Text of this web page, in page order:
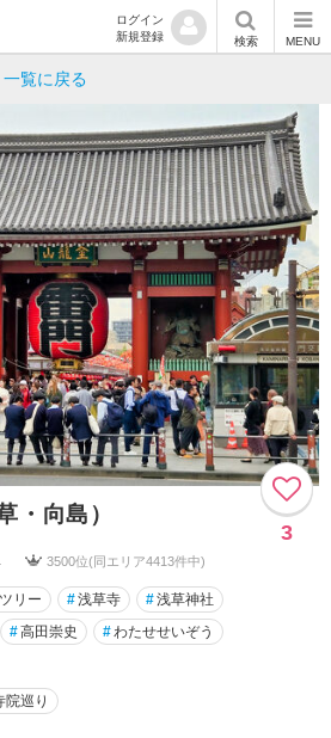
ログイン
新規登録
検索 MENU
覧に戻る
・向島）
3
3500位(同エリア4413件中)
リー #浅草寺 #浅草神社
#高田崇史 #わたせせいぞう
院巡り